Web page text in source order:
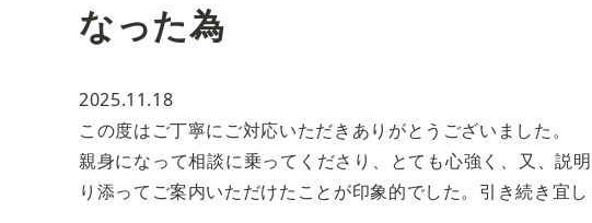
なった為
2025.11.18
この度はご丁寧にご対応いただきありがとうございました。
親身になって相談に乗ってくださり、とても心強く、又、説
り添ってご案内いただけたことが印象的でした。引き続き宜し